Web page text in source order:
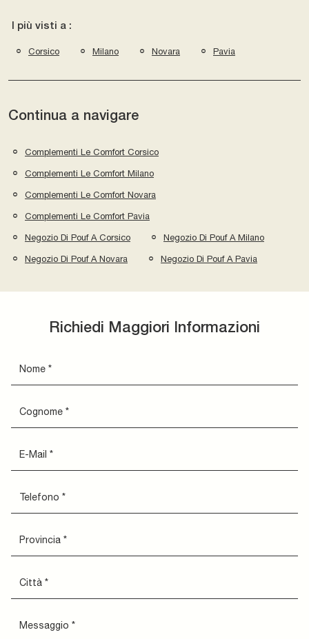
I più visti a :
Corsico Milano Novara Pavia
Continua a navigare
Complementi Le Comfort Corsico
Complementi Le Comfort Milano
Complementi Le Comfort Novara
Complementi Le Comfort Pavia
Negozio Di Pouf A Corsico Negozio Di Pouf A Milano
Negozio Di Pouf A Novara Negozio Di Pouf A Pavia
Richiedi Maggiori Informazioni